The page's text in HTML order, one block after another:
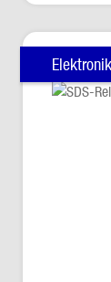
Elektronik